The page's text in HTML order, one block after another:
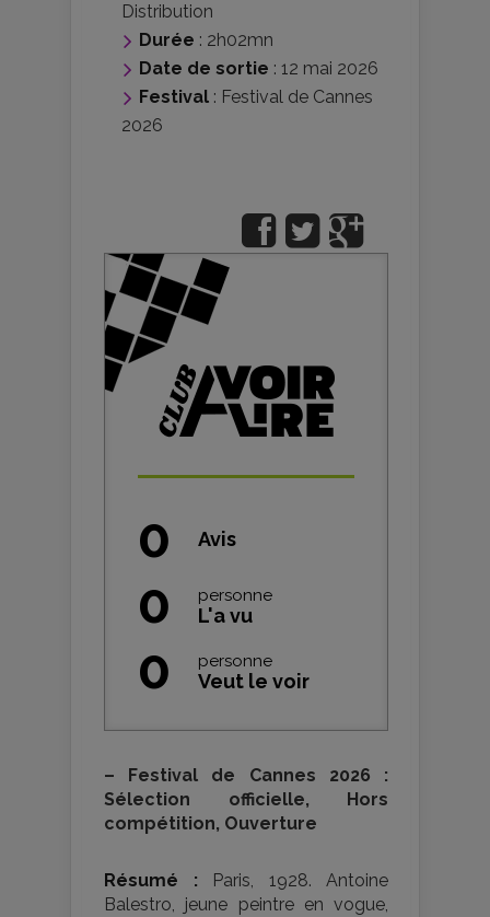
Distribution
Durée : 2h02mn
Date de sortie : 12 mai 2026
Festival : Festival de Cannes
2026
0 Avis
0 personne
L'a vu
0 personne
Veut le voir
– Festival de Cannes 2026 :
Sélection officielle, Hors
compétition, Ouverture
Résumé : Paris, 1928. Antoine
Balestro, jeune peintre en vogue,